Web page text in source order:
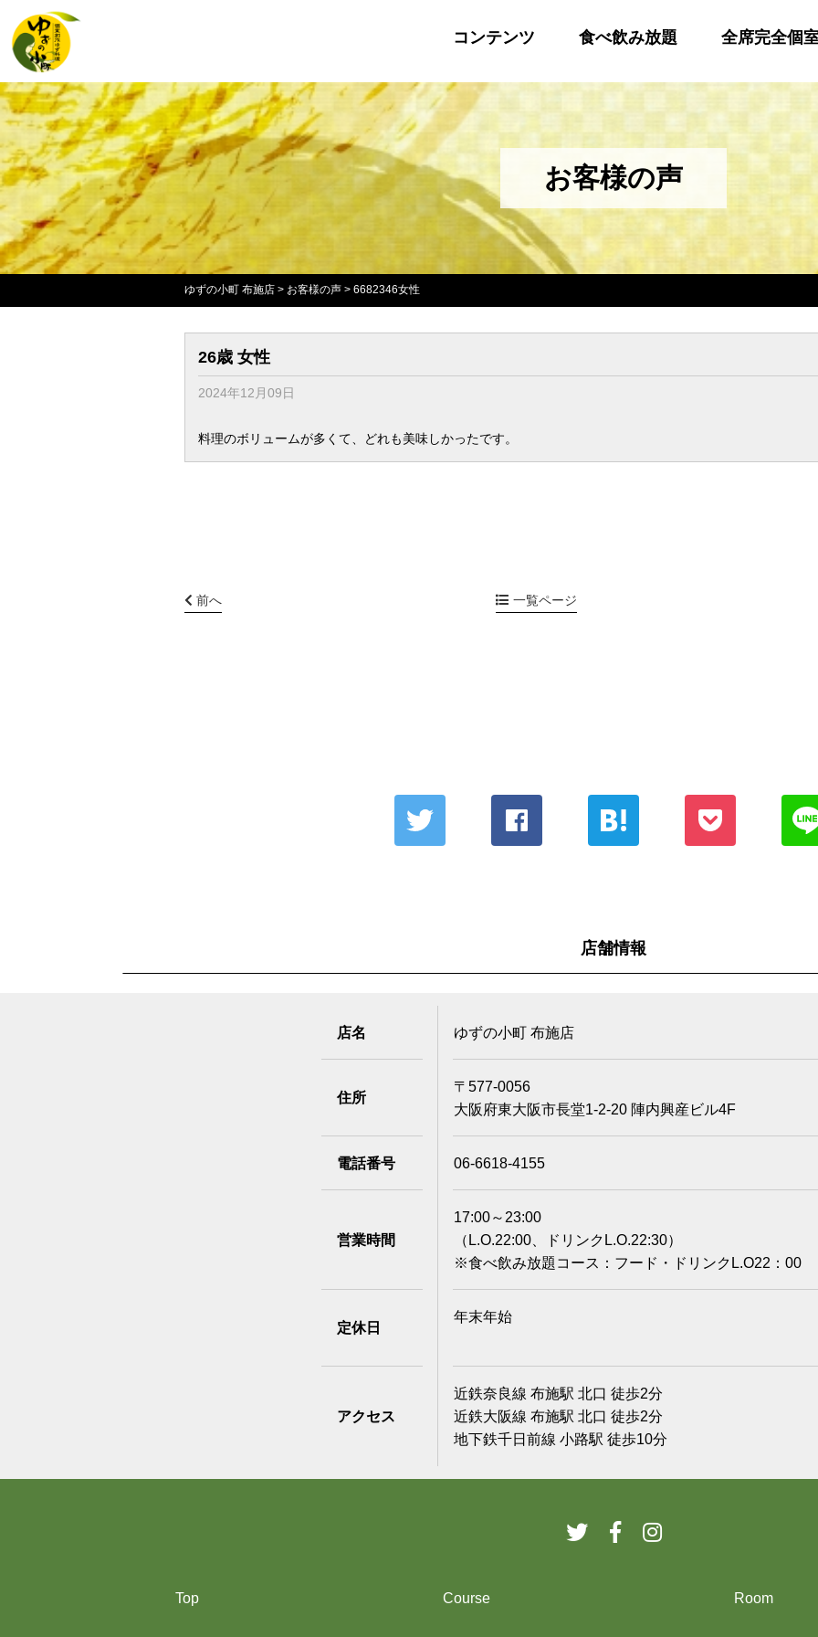
コンテンツ 食べ飲み放題 全席完全個
お客様の声
ゆずの小町 布施店 > お客様の声 > 6682346女性
26歳 女性
2024年12月09日
料理のボリュームが多くて、どれも美味しかったです。
前へ 一覧ページ
店舗情報
店名 ゆずの小町 布施店
住所
〒577-0056
大阪府東大阪市長堂1-2-20 陣内興産ビル4F
電話番号 06-6618-4155
営業時間
17:00～23:00
（L.O.22:00、ドリンクL.O.22:30）
※食べ飲み放題コース：フード・ドリンクL.O22：00
定休日
年末年始
アクセス
近鉄奈良線 布施駅 北口 徒歩2分
近鉄大阪線 布施駅 北口 徒歩2分
地下鉄千日前線 小路駅 徒歩10分
Top Course Room